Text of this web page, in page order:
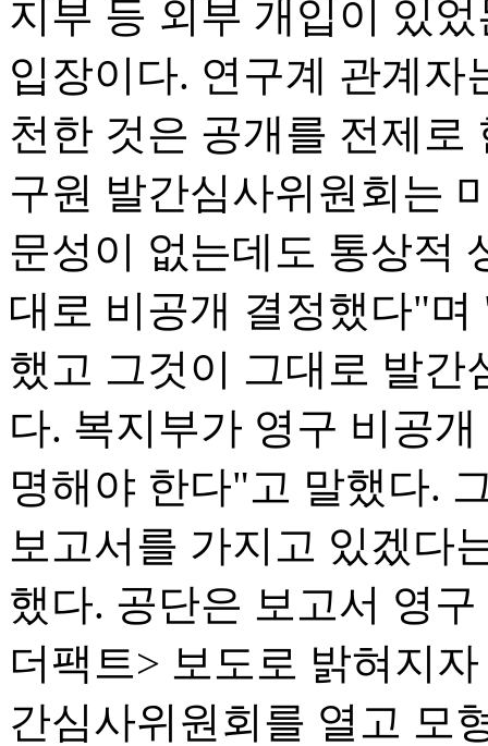
지부 등 외부 개입이 있
입장이다. 연구계 관계
천한 것은 공개를 전제로
구원 발간심사위원회는
문성이 없는데도 통상적
대로 비공개 결정했다"
했고 그것이 그대로 발간
다. 복지부가 영구 비공
명해야 한다"고 말했다.
보고서를 가지고 있겠다
했다. 공단은 보고서 영
더팩트> 보도로 밝혀지
간심사위원회를 열고 모